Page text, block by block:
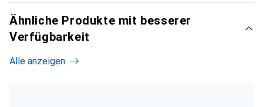
Ähnliche Produkte mit besserer
Verfügbarkeit
Alle anzeigen